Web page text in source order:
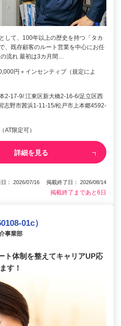
して、100年以上の歴史を持つ「タカ
、既存顧客のルート営業を中心にお任
流れ 最初は3カ月間…
円＋インセンティブ（規定によ
2-17-9/ 江東区新大橋2-16-6/足立区西
志野市茜浜1-11-15/松戸市上本郷4592-
AT限定可）
詳細を見る
日： 2026/07/16 掲載終了日： 2026/08/14
掲載終了まであと6日
01c）
事業部
ト体制を整えてキャリアUP応
す！